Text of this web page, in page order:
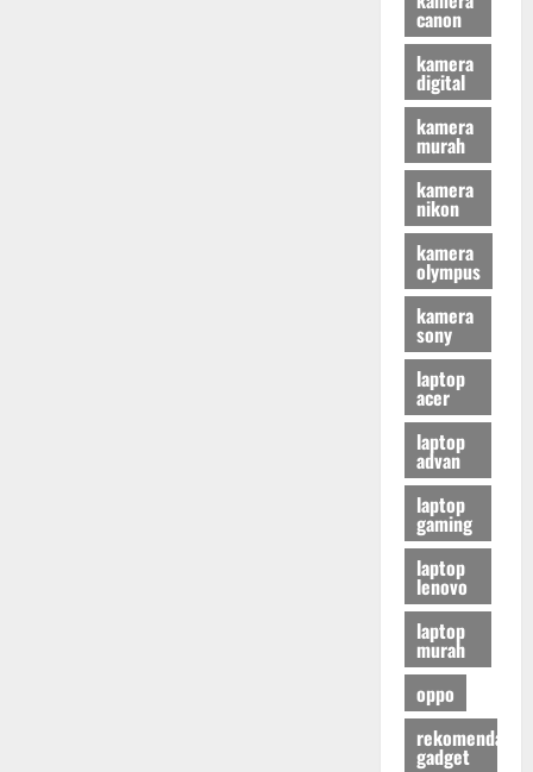
canon
kamera
digital
kamera
murah
kamera
nikon
kamera
olympus
kamera
sony
laptop
acer
laptop
advan
laptop
gaming
laptop
lenovo
laptop
murah
oppo
rekomendasi
gadget